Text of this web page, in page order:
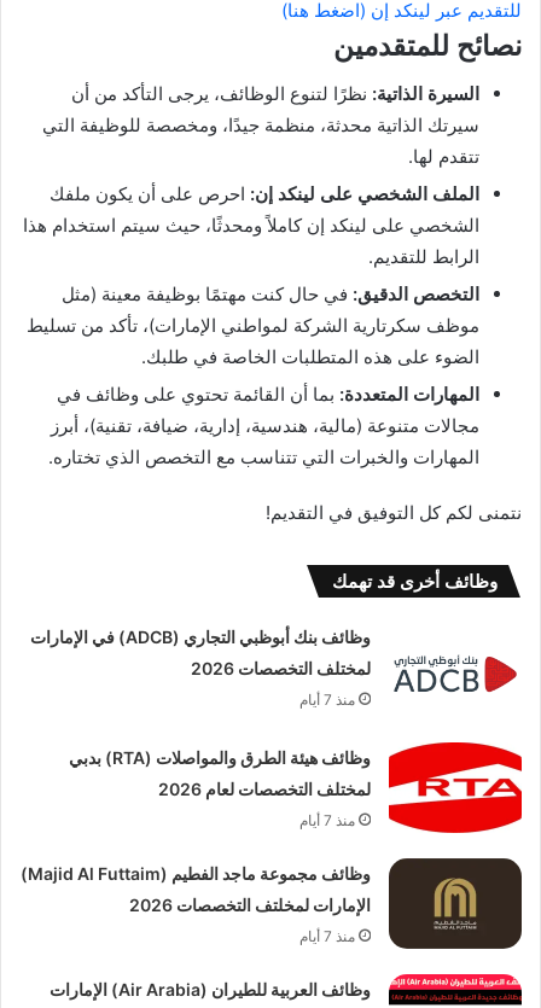
للتقديم عبر لينكد إن (اضغط هنا)
نصائح للمتقدمين
السيرة الذاتية: نظرًا لتنوع الوظائف، يرجى التأكد من أن
سيرتك الذاتية محدثة، منظمة جيدًا، ومخصصة للوظيفة التي
تتقدم لها.
الملف الشخصي على لينكد إن: احرص على أن يكون ملفك
الشخصي على لينكد إن كاملاً ومحدثًا، حيث سيتم استخدام هذا
الرابط للتقديم.
التخصص الدقيق: في حال كنت مهتمًا بوظيفة معينة (مثل
موظف سكرتارية الشركة لمواطني الإمارات)، تأكد من تسليط
الضوء على هذه المتطلبات الخاصة في طلبك.
المهارات المتعددة: بما أن القائمة تحتوي على وظائف في
مجالات متنوعة (مالية، هندسية، إدارية، ضيافة، تقنية)، أبرز
المهارات والخبرات التي تتناسب مع التخصص الذي تختاره.
نتمنى لكم كل التوفيق في التقديم!
وظائف أخرى قد تهمك
وظائف بنك أبوظبي التجاري (ADCB) في الإمارات
لمختلف التخصصات 2026
منذ 7 أيام
وظائف هيئة الطرق والمواصلات (RTA) بدبي
لمختلف التخصصات لعام 2026
منذ 7 أيام
وظائف مجموعة ماجد الفطيم (Majid Al Futtaim)
الإمارات لمخلتف التخصصات 2026
منذ 7 أيام
وظائف العربية للطيران (Air Arabia) الإمارات